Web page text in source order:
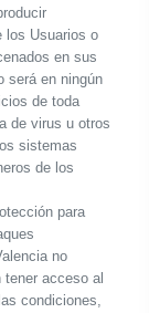
los Usuarios o
en sus
será en ningún
de toda
de virus u otros
sistemas
de los
para
no
acceso al
condiciones,